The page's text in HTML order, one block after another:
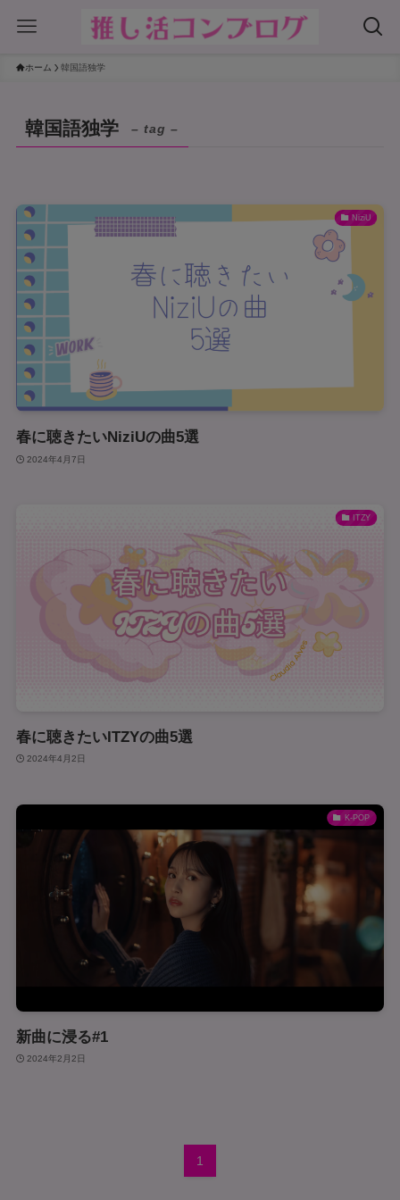
ホーム 韓国語独学
韓国語独学 – tag –
NiziU
春に聴きたいNiziUの曲5選
2024年4月7日
ITZY
春に聴きたいITZYの曲5選
2024年4月2日
K-POP
新曲に浸る#1
2024年2月2日
1